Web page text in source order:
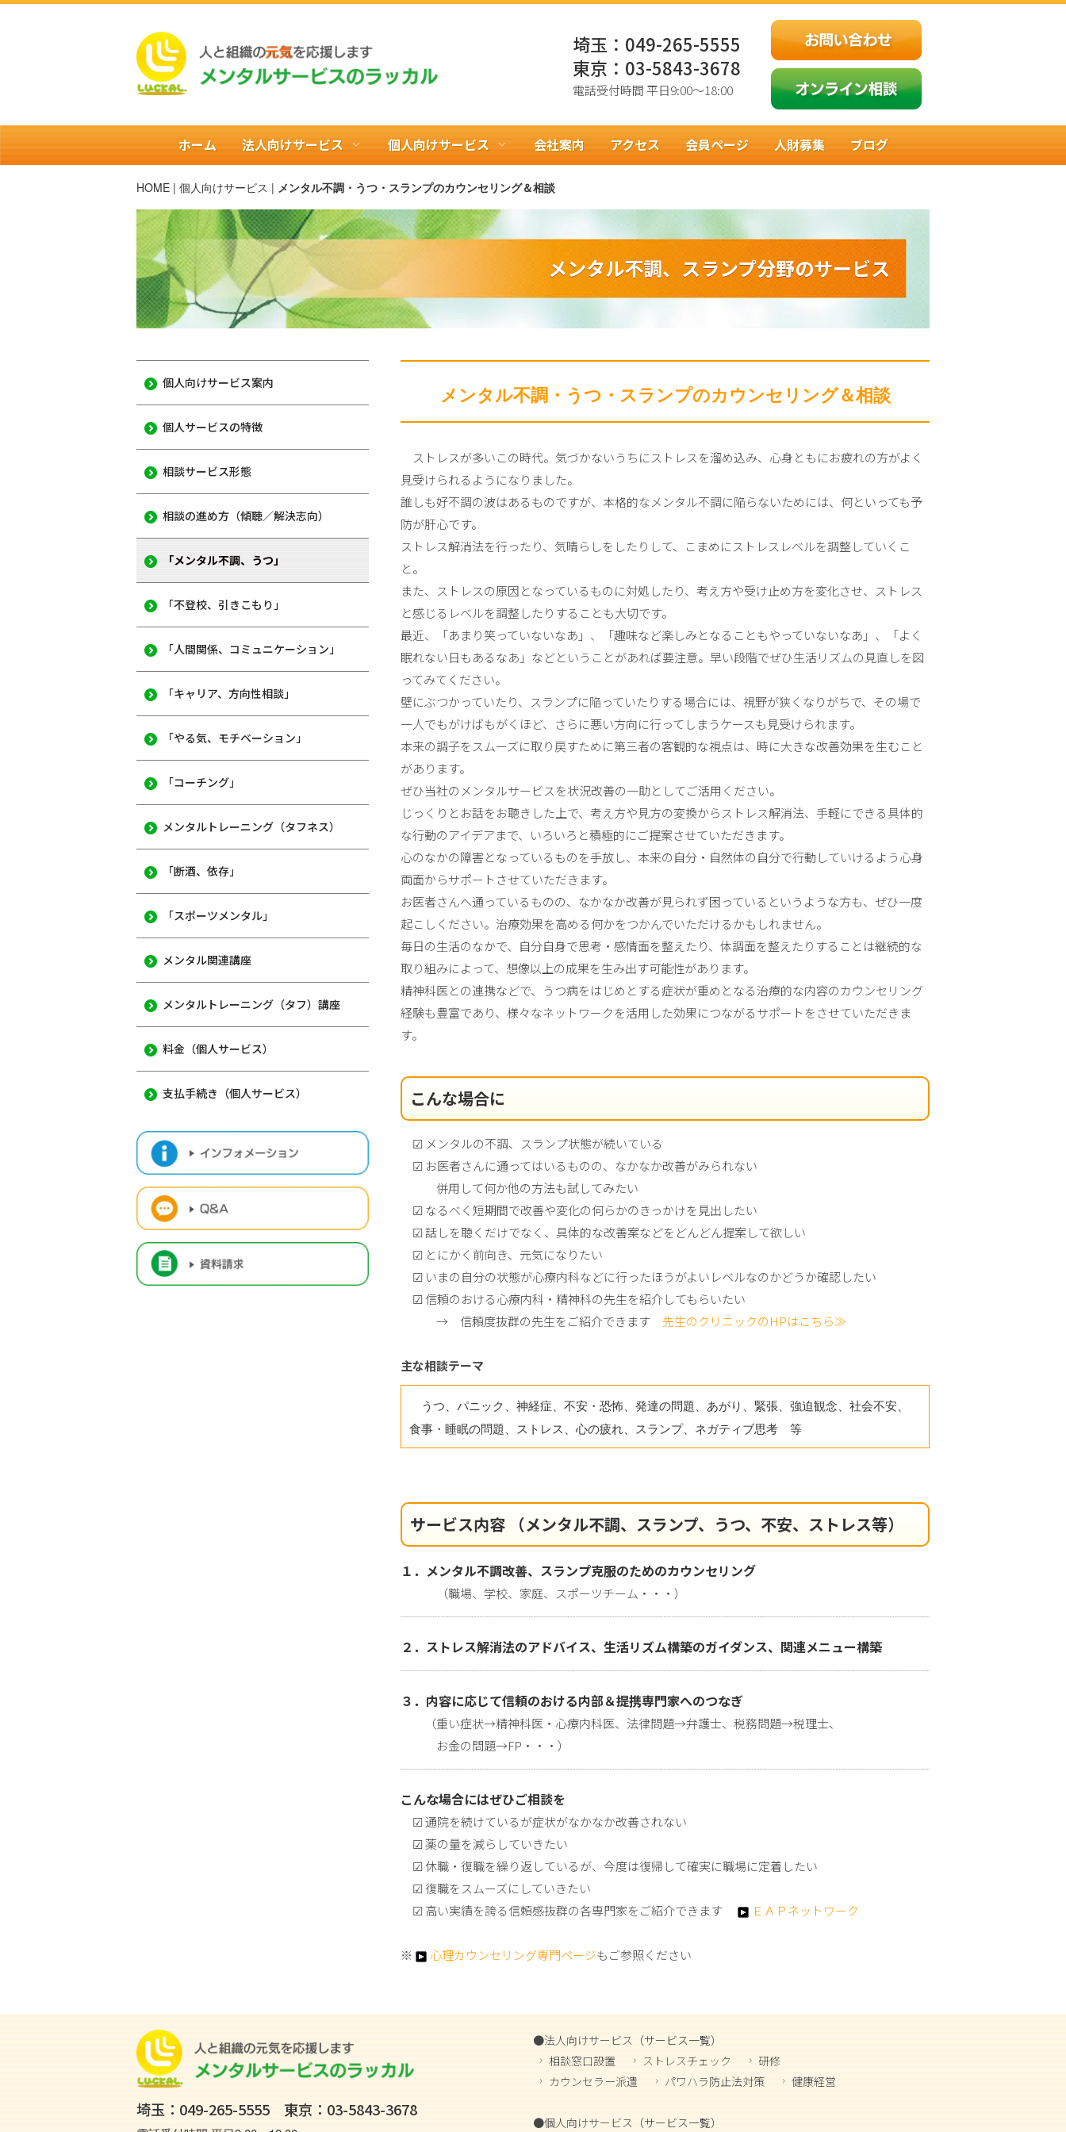
埼玉： 049-265-5555
東京： 03-5843-3678
電話受付時間 平日9:00〜18:00
ホーム 法人向けサービス
相談窓口設置 ストレスチェック 研修 カウンセラー派遣
サービス一覧
個人向けサービス
心理カウンセリング メンタル強化、メンタルトレーニング キャリアカウンセリング、相談
スポーツカウンセリング、スポーツメンタル
コーチング
講座（メンタルトレーニング、ストレスコントロール、対人関係力向上）
会社案内 アクセス 会員ページ 人財募集 ブログ
HOME | 個人向けサービス | メンタル不調・うつ・スランプのカウンセリング＆相談
メンタル不調、スランプ分野のサービス
メンタル不調・うつ・スランプのカウンセリング＆相談
ストレスが多いこの時代。気づかないうちにストレスを溜め込み、心身ともにお疲れの方がよく
見受けられるようになりました。
誰しも好不調の波はあるものですが、本格的なメンタル不調に陥らないためには、何といっても予
防が肝心です。
ストレス解消法を行ったり、気晴らしをしたりして、こまめにストレスレベルを調整していくこ
と。
また、ストレスの原因となっているものに対処したり、考え方や受け止め方を変化させ、ストレス
と感じるレベルを調整したりすることも大切です。
最近、「あまり笑っていないなあ」、「趣味など楽しみとなることもやっていないなあ」、「よく
眠れない日もあるなあ」などということがあれば要注意。早い段階でぜひ生活リズムの見直しを図
ってみてください。
壁にぶつかっていたり、スランプに陥っていたりする場合には、視野が狭くなりがちで、その場で
一人でもがけばもがくほど、さらに悪い方向に行ってしまうケースも見受けられます。
本来の調子をスムーズに取り戻すために第三者の客観的な視点は、時に大きな改善効果を生むこと
があります。
ぜひ当社のメンタルサービスを状況改善の一助としてご活用ください。
じっくりとお話をお聴きした上で、考え方や見方の変換からストレス解消法、手軽にできる具体的
な行動のアイデアまで、いろいろと積極的にご提案させていただきます。
心のなかの障害となっているものを手放し、本来の自分・自然体の自分で行動していけるよう心身
両面からサポートさせていただきます。
お医者さんへ通っているものの、なかなか改善が見られず困っているというような方も、ぜひ一度
起こしください。治療効果を高める何かをつかんでいただけるかもしれません。
毎日の生活のなかで、自分自身で思考・感情面を整えたり、体調面を整えたりすることは継続的な
取り組みによって、想像以上の成果を生み出す可能性があります。
精神科医との連携などで、うつ病をはじめとする症状が重めとなる治療的な内容のカウンセリング
経験も豊富であり、様々なネットワークを活用した効果につながるサポートをさせていただきま
す。
こんな場合に
☑ メンタルの不調、スランプ状態が続いている
☑ お医者さんに通ってはいるものの、なかなか改善がみられない
併用して何か他の方法も試してみたい
☑ なるべく短期間で改善や変化の何らかのきっかけを見出したい
☑ 話しを聴くだけでなく、具体的な改善案などをどんどん提案して欲しい
☑ とにかく前向き、元気になりたい
☑ いまの自分の状態が心療内科などに行ったほうがよいレベルなのかどうか確認したい
☑ 信頼のおける心療内科・精神科の先生を紹介してもらいたい
→ 信頼度抜群の先生をご紹介できます 先生のクリニックのHPはこちら≫
主な相談テーマ
うつ、パニック、神経症、不安・恐怖、発達の問題、あがり、緊張、強迫観念、社会不安、
食事・睡眠の問題、ストレス、心の疲れ、スランプ、ネガティブ思考 等
サービス内容 （メンタル不調、スランプ、うつ、不安、ストレス等）
１．メンタル不調改善、スランプ克服のためのカウンセリング
（職場、学校、家庭、スポーツチーム・・・）
２．ストレス解消法のアドバイス、生活リズム構築のガイダンス、関連メニュー構築
３．内容に応じて信頼のおける内部＆提携専門家へのつなぎ
（重い症状→精神科医・心療内科医、法律問題→弁護士、税務問題→税理士、
お金の問題→FP・・・）
こんな場合にはぜひご相談を
☑ 通院を続けているが症状がなかなか改善されない
☑ 薬の量を減らしていきたい
☑ 休職・復職を繰り返しているが、今度は復帰して確実に職場に定着したい
☑ 復職をスムーズにしていきたい
☑ 高い実績を誇る信頼感抜群の各専門家をご紹介できます
ＥＡＰネットワーク
※ 心理カウンセリング専門ページもご参照ください
個人向けサービス案内
個人サービスの特徴
相談サービス形態
相談の進め方（傾聴／解決志向）
「メンタル不調、うつ」
「不登校、引きこもり」
「人間関係、コミュニケーション」
「キャリア、方向性相談」
「やる気、モチベーション」
「コーチング」
メンタルトレーニング（タフネス）
「断酒、依存」
「スポーツメンタル」
メンタル関連講座
メンタルトレーニング（タフ）講座
料金（個人サービス）
支払手続き（個人サービス）
埼玉： 049-265-5555 東京： 03-5843-3678
●法人向けサービス （サービス一覧）
相談窓口設置
ストレスチェック
研修
カウンセラー派遣
パワハラ防止法対策 健康経営
●個人向けサービス （サービス一覧）